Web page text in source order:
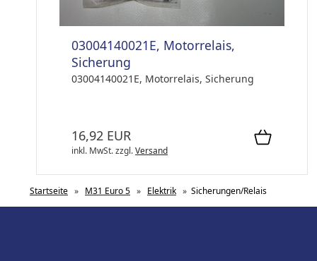
03004140021E, Motorrelais,
Sicherung
03004140021E, Motorrelais, Sicherung
16,92 EUR
inkl. MwSt.zzgl.Versand
Startseite » M31 Euro 5 » Elektrik » Sicherungen/Relais